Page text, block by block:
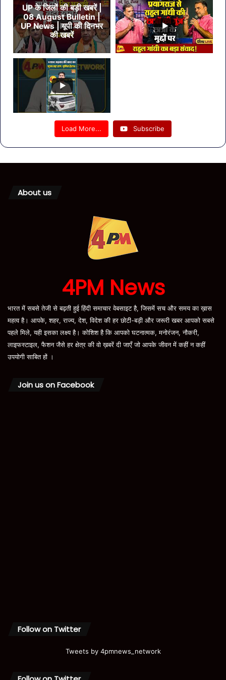
UP के जिलों की बड़ी खबरें |
08 August Bulletin |
UP News | यूपी की दिनभर
की खबरें
Load More... Subscribe
About us
4PM News
भारत में सबसे तेजी से बढ़ती हुई हिंदी समाचार वेबसाइट है, जिसमें सच और समय का ख़ास
महत्व है। आपके, शहर, राज्य, देश, विदेश की हर छोटी-बड़ी और जरूरी खबर आपको सबसे
पहले मिले, यही इसका लक्ष्य है। कोशिश है कि आपको घटनात्मक, मनोरंजन, नौकरी,
लाइफस्टाइल, फैशन जैसे हर क्षेत्र की वो ख़बरें दी जाएँ जो आपके जीवन में कहीं न कहीं
उपयोगी साबित हों ।
Join us on Facebook
Follow on Twitter
Tweets by 4pmnews_network